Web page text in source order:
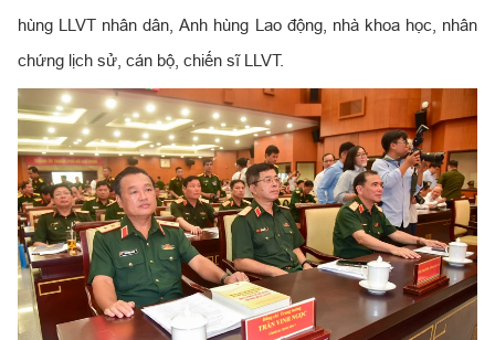
hùng LLVT nhân dân, Anh hùng Lao động, nhà khoa học, nhân
chứng lịch sử, cán bộ, chiến sĩ LLVT.